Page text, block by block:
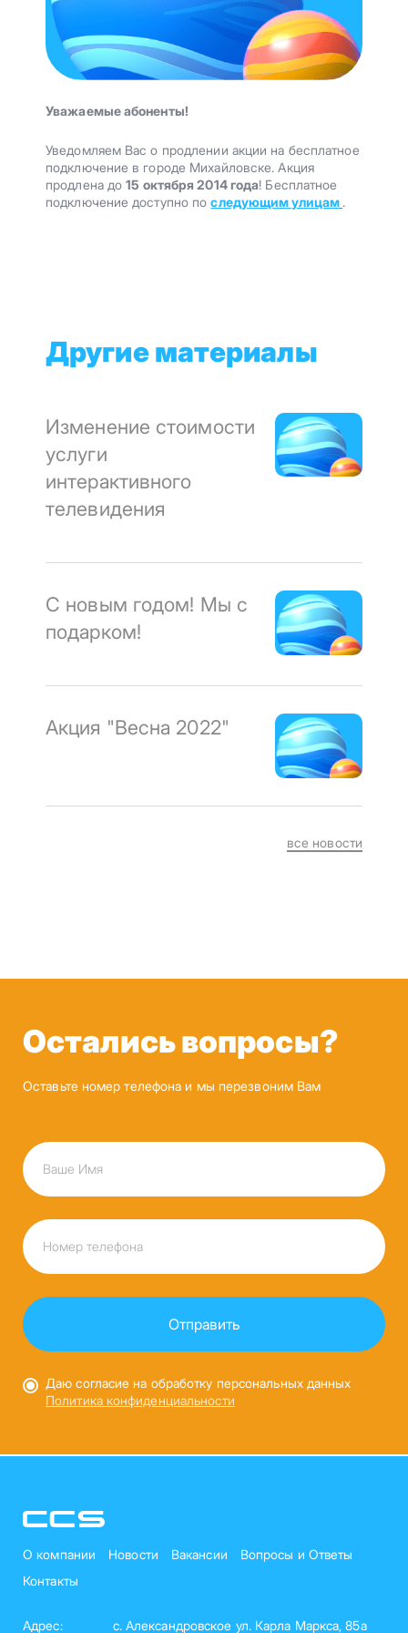
Уважаемые абоненты!
Уведомляем Вас о продлении акции на бесплатное
подключение в городе Михайловске. Акция
продлена до15 октября 2014 года! Бесплатное
подключение доступно последующим улицам .
Другие материалы
Изменение стоимости
услуги
интерактивного
телевидения
С новым годом! Мы с
подарком!
Акция "Весна 2022"
все новости
Остались вопросы?
Оставьте номер телефона и мы перезвоним Вам
Даю согласие на обработку персональных данных
Политика конфиденциальности
О компании Новости Вакансии
Вопросы и Ответы
Контакты
Адрес: с. Александровское ул. Карла Маркса, 85а